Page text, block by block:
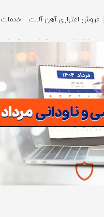
فروش اعتباری آهن آلات خدمات